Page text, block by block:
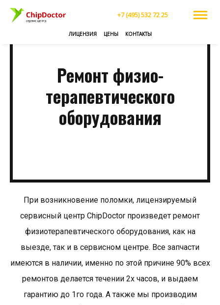
+7 (495) 532 72 25
ЛИЦЕНЗИЯ ЦЕНЫ КОНТАКТЫ
Ремонт физио­
терапевти­ческого
оборудования
При возникновение поломки, лицензируемый
сервисный центр ChipDoctor произведет ремонт
физиотерапевтического оборудования, как на
выезде, так и в сервисном центре. Все запчасти
имеются в наличии, именно по этой причине 90% всех
ремонтов делается течении 2х часов, и выдаем
гарантию до 1го года. А также мы производим